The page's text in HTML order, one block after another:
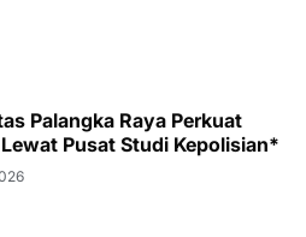
Palangka Raya Perkuat
Pusat Studi Kepolisian*